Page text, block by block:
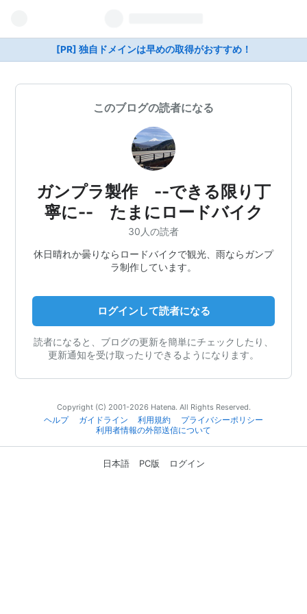
[PR] 独自ドメインは早めの取得がおすすめ！
このブログの読者になる
ガンプラ製作 --できる限り丁
寧に-- たまにロードバイク
30人の読者
休日晴れか曇りならロードバイクで観光、雨ならガンプ
ラ制作しています。
ログインして読者になる
読者になると、ブログの更新を簡単にチェックしたり、
更新通知を受け取ったりできるようになります。
Copyright (C) 2001-2026 Hatena. All Rights Reserved.
ヘルプ
ガイドライン 利用規約
プライバシーポリシー
利用者情報の外部送信について
日本語 PC版 ログイン